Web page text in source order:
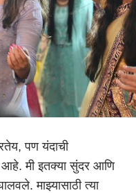
पण यंदाची
आहे. मी इतक्या सुंदर आणि
माझ्यासाठी त्या